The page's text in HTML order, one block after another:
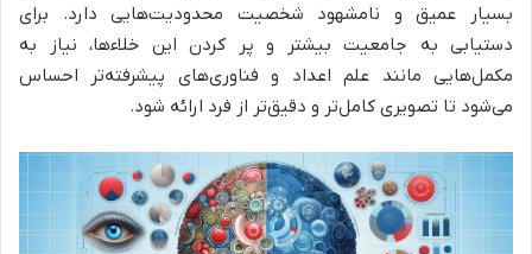
بسیار عمیق و نامشهود شخصیت محدودیت‌هایی دارد. برای
دستیابی به جامعیت بیشتر و پر کردن این خلاءها، نیاز به
مکمل‌هایی مانند علم اعداد و فناوری‌های پیشرفته‌تر احساس
می‌شود تا تصویری کامل‌تر و دقیق‌تر از فرد ارائه شود.